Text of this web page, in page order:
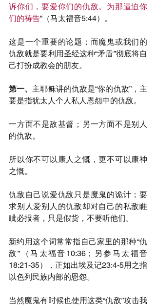
诉你们，要爱你们的仇敌。为那逼迫你
们的祷告”（马太福音5:44）。
这是一个重要的论题；而魔鬼或我们的
仇敌就是要利用圣经这种“矛盾”彻底将自
己打扮成教会的朋友。
第一、 主耶稣讲的仇敌是“你的仇敌”，主
要是指犹太人个人私人恩怨中的仇敌。
一方面不是敌基督；另一方面不是别人
的仇敌。
所以你不可以康人之慨，更不可以康神
之慨。
仇敌自己说爱仇敌只是魔鬼的诡计；要
求别人爱别人的仇敌却对自己的私敌睚
眦必报者，只是假货，不要听他们。
新约用这个词常常指自己家里的那种“仇
敌”（马太福音10:36；另参马太福音
18:21-35），正如出埃及记23:4-5用之指
以色列民族内部的恩怨。
当然魔鬼有时候也使用这类“仇敌”攻击我